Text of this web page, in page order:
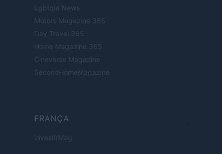
Lgbtqia News
Motors Magazine 365
Day Travel 365
Home Magazine 365
Cineverse Magazine
SecondHomeMagazine
FRANÇA
InvestirMag